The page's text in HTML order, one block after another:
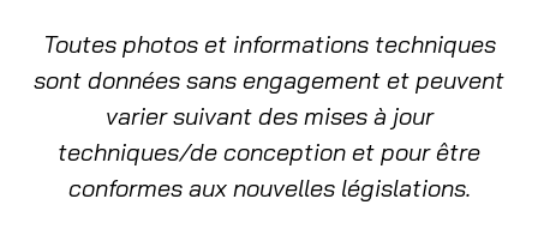
Toutes photos et informations techniques
sont données sans engagement et peuvent
varier suivant des mises à jour
techniques/de conception et pour être
conformes aux nouvelles législations.